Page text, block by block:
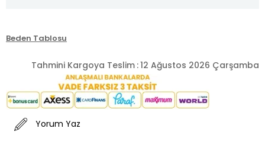
Beden Tablosu
Tahmini Kargoya Teslim :12 Ağustos 2026 Çarşamba
Yorum Yaz